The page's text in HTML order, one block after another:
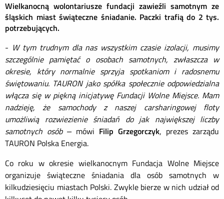
Wielkanocną wolontariusze fundacji zawieźli samotnym ze
śląskich miast świąteczne śniadanie. Paczki trafią do 2 tys.
potrzebujących.
- W tym trudnym dla nas wszystkim czasie izolacji, musimy
szczególnie pamiętać o osobach samotnych, zwłaszcza w
okresie, który normalnie sprzyja spotkaniom i radosnemu
świętowaniu. TAURON jako spółka społecznie odpowiedzialna
włącza się w piękną inicjatywę Fundacji Wolne Miejsce. Mam
nadzieję, że samochody z naszej carsharingowej floty
umożliwią rozwiezienie śniadań do jak największej liczby
samotnych osób – mówi Filip Grzegorczyk, prezes zarządu
TAURON Polska Energia.
Co roku w okresie wielkanocnym Fundacja Wolne Miejsce
organizuje świąteczne śniadania dla osób samotnych w
kilkudziesięciu miastach Polski. Zwykle bierze w nich udział od